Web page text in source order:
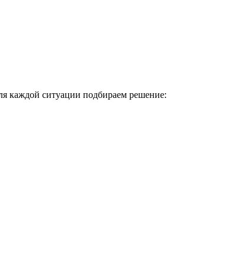
каждой ситуации подбираем решение: